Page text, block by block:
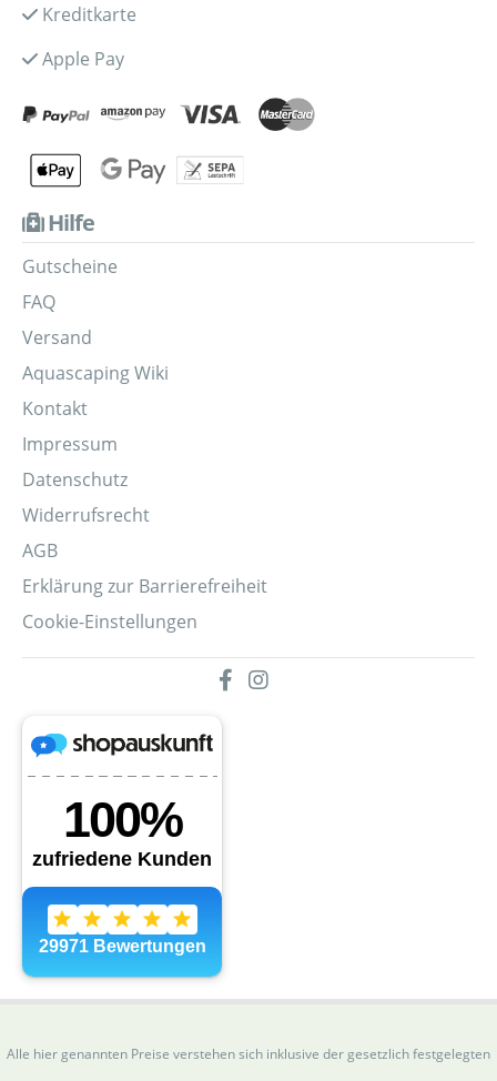
Kreditkarte
Apple Pay
Hilfe
Gutscheine
FAQ
Versand
Aquascaping Wiki
Kontakt
Impressum
Datenschutz
Widerrufsrecht
AGB
Erklärung zur Barrierefreiheit
Cookie-Einstellungen
Alle hier genannten Preise verstehen sich inklusive der gesetzlich festgelegten